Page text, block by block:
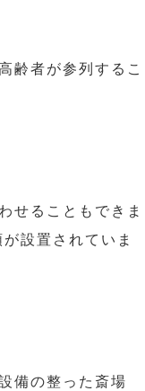
齢者が参列するこ
せることもできま
設置されていま
備の整った斎場